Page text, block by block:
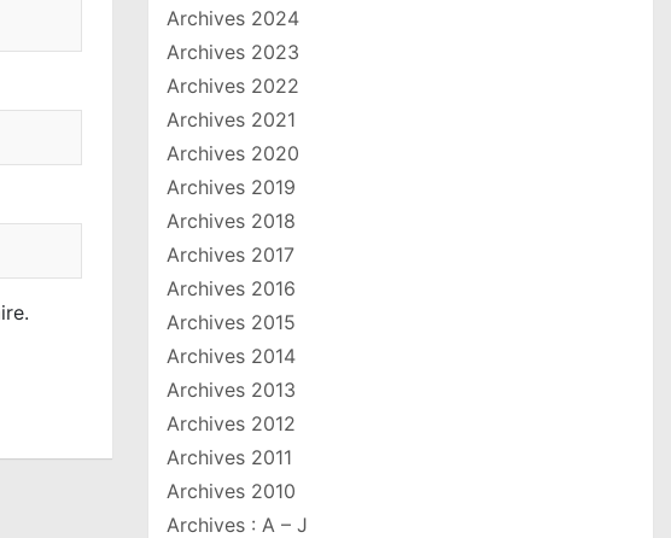
Archives 2024
Archives 2023
Archives 2022
Archives 2021
Archives 2020
Archives 2019
Archives 2018
Archives 2017
Archives 2016
Archives 2015
Archives 2014
Archives 2013
Archives 2012
Archives 2011
Archives 2010
Archives : A – J